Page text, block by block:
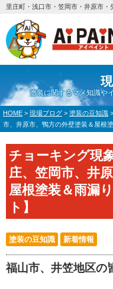
里庄町・浅口市・笠岡市・井原市
塗装に関するマメ知識や
HOME > 現場ブログ > 塗装の豆知識 >
市、井原市、鴨方の外壁塗装＆屋根
チョーキング現
庄、笠岡市、井
屋根塗装＆雨漏
ト】
塗装の豆知識 新着情報
福山市、井笠地区の